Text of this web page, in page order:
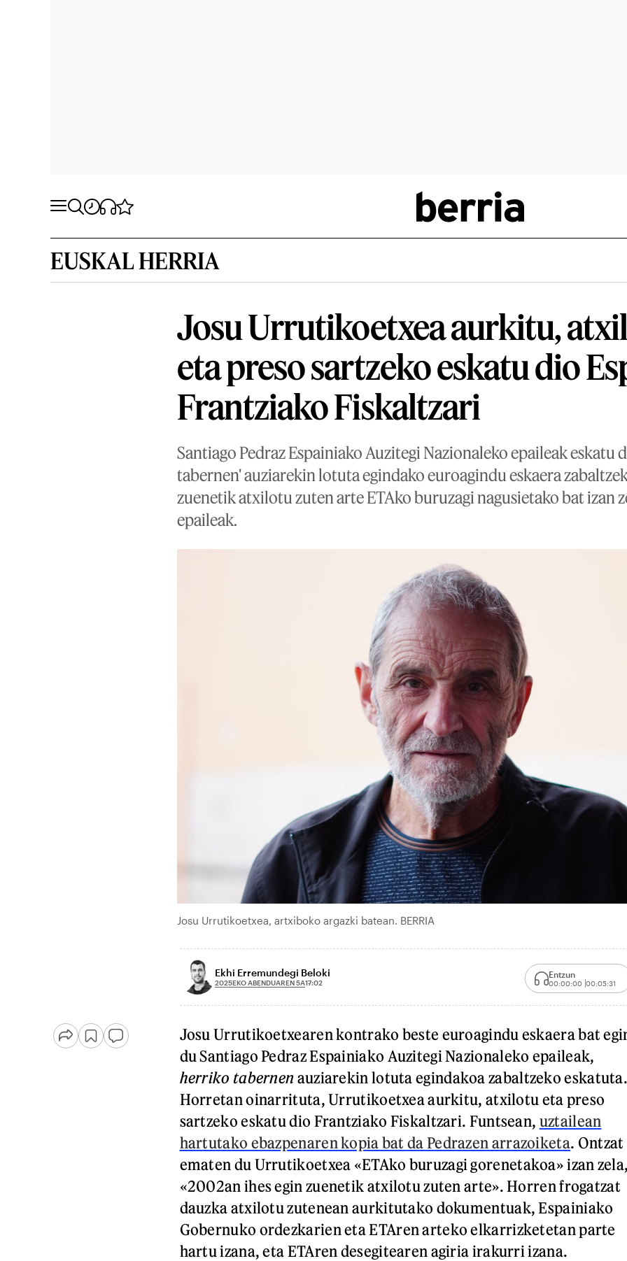
EUSKAL HERRIA
Josu Urrutikoetxea aurkitu,
eta preso sartzeko eskatu dio
Frantziako Fiskaltzari
Santiago Pedraz Espainiako Auzitegi Nazionaleko epaileak eskatu
tabernen' auziarekin lotuta egindako euroagindu eskaera
zuenetik atxilotu zuten arte ETAko buruzagi nagusietako bat izan
epaileak.
Josu Urrutikoetxea, artxiboko argazki batean. BERRIA
Ekhi Erremundegi Beloki
2025EKO ABENDUAREN 5A17:02
Entzun
00:00:00 00:05:31
Josu Urrutikoetxearen kontrako beste euroagindu eskaera bat
du Santiago Pedraz Espainiako Auzitegi Nazionaleko epaileak,
herriko tabernen auziarekin lotuta egindakoa zabaltzeko eskatuta.
Horretan oinarrituta, Urrutikoetxea aurkitu, atxilotu eta preso
sartzeko eskatu dio Frantziako Fiskaltzari. Funtsean, uztailean
hartutako ebazpenaren kopia bat da Pedrazen arrazoiketa. Ontzat
ematen du Urrutikoetxea «ETAko buruzagi gorenetakoa» izan zela,
«2002an ihes egin zuenetik atxilotu zuten arte». Horren frogatzat
dauzka atxilotu zutenean aurkitutako dokumentuak, Espainiako
Gobernuko ordezkarien eta ETAren arteko elkarrizketetan parte
hartu izana, eta ETAren desegitearen agiria irakurri izana.